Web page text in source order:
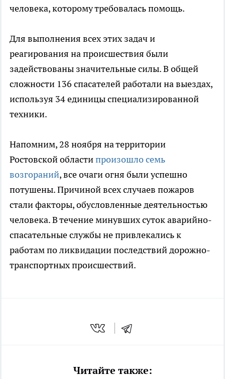
человека, которому требовалась помощь.
Для выполнения всех этих задач и
реагирования на происшествия были
задействованы значительные силы. В общей
сложности 136 спасателей работали на выездах,
используя 34 единицы специализированной
техники.
Напомним, 28 ноября на территории
Ростовской областипроизошло семь
возгораний, все очаги огня были успешно
потушены. Причиной всех случаев пожаров
стали факторы, обусловленные деятельностью
человека. В течение минувших суток аварийно-
спасательные службы не привлекались к
работам по ликвидации последствий дорожно-
транспортных происшествий.
Читайте также: